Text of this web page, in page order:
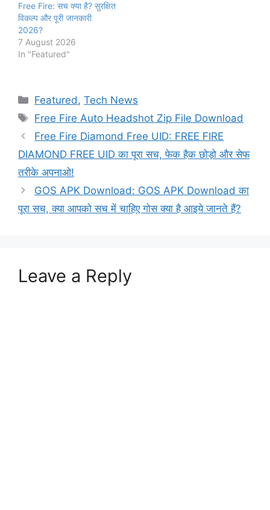
Free Fire: सच क्या है? सुरक्षित
विकल्प और पूरी जानकारी
2026?
7 August 2026
In "Featured"
Categories
Featured,Tech News
Tags
Free Fire Auto Headshot Zip File Download
Free Fire Diamond Free UID: FREE FIRE
DIAMOND FREE UID का पूरा सच, फेक हैक छोड़ो और सेफ
तरीके अपनाओ!
GOS APK Download: GOS APK Download का
पूरा सच, क्या आपको सच में चाहिए गोस क्या है आइये जानते हैं?
Leave a Reply